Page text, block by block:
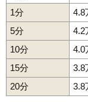
49 霞町
50 北沢又
51 鳥谷野
52 御山町
53
54 瀬上町
1分
4.8
5分
4.2
10分
4.0
15分
3.8
20分
3.8